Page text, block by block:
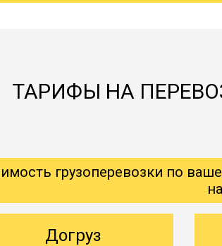
ТАРИФЫ НА
грузоперевозки по
Догруз